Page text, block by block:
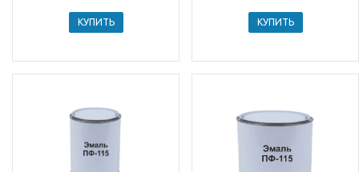
КУПИТЬ КУПИТЬ